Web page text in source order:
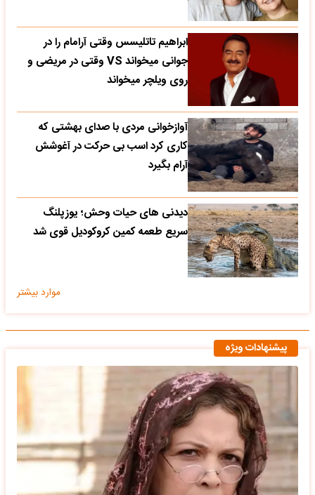
ابراهیم تاتلیسس وقتی آرامام را در
جوانی میخواند VS وقتی در مریضی و
روی ویلچر میخواند
آوازخوانی مردی با صدای بهشتی که
کاری کرد اسب بی حرکت در آغوشش
آرام بگیرد
دیدنی های حیات وحش؛ یوزپلنگ
سریع طعمه کمین کروکودیل قوی شد
موارد بیشتر
پیشنهادات ویژه